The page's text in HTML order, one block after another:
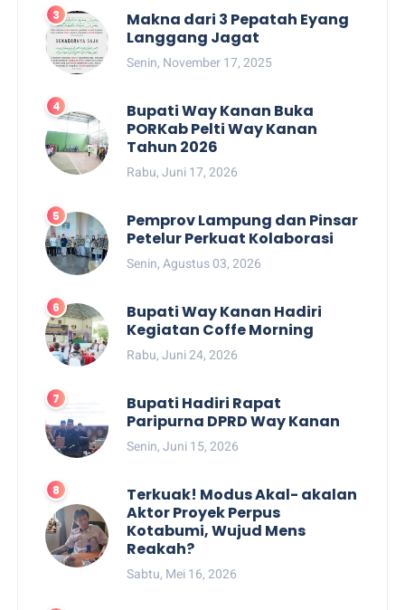
Makna dari 3 Pepatah Eyang
Langgang Jagat
Senin, November 17, 2025
Bupati Way Kanan Buka
PORKab Pelti Way Kanan
Tahun 2026
Rabu, Juni 17, 2026
Pemprov Lampung dan Pinsar
Petelur Perkuat Kolaborasi
Senin, Agustus 03, 2026
Bupati Way Kanan Hadiri
Kegiatan Coffe Morning
Rabu, Juni 24, 2026
Bupati Hadiri Rapat
Paripurna DPRD Way Kanan
Senin, Juni 15, 2026
Terkuak! Modus Akal- akalan
Aktor Proyek Perpus
Kotabumi, Wujud Mens
Reakah?
Sabtu, Mei 16, 2026